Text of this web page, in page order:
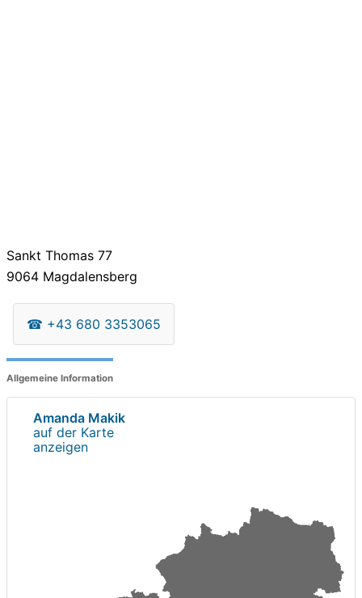
Sankt Thomas 77
9064 Magdalensberg
☎ +43 680 3353065
Allgemeine Information
Amanda Makik
auf der Karte
anzeigen